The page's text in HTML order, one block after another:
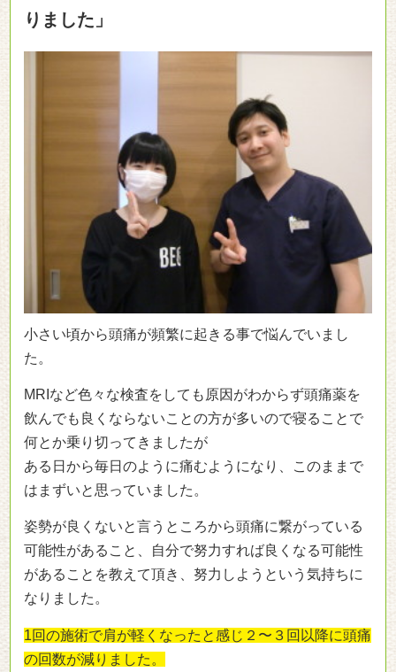
りました」
小さい頃から頭痛が頻繁に起きる事で悩んでいまし
た。
MRIなど色々な検査をしても原因がわからず頭痛薬を
飲んでも良くならないことの方が多いので寝ることで
何とか乗り切ってきましたが
ある日から毎日のように痛むようになり、このままで
はまずいと思っていました。
姿勢が良くないと言うところから頭痛に繋がっている
可能性があること、自分で努力すれば良くなる可能性
があることを教えて頂き、努力しようという気持ちに
なりました。
1回の施術で肩が軽くなったと感じ２〜３回以降に頭痛
の回数が減りました。